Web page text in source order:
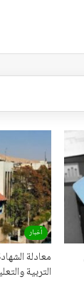
أخبار
معادلة
التربية